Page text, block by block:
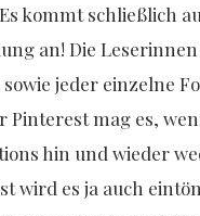
kommt schließlich
an! Die
sowie jeder einzelne
Pinterest mag es,
hin und wieder
wird es ja auch